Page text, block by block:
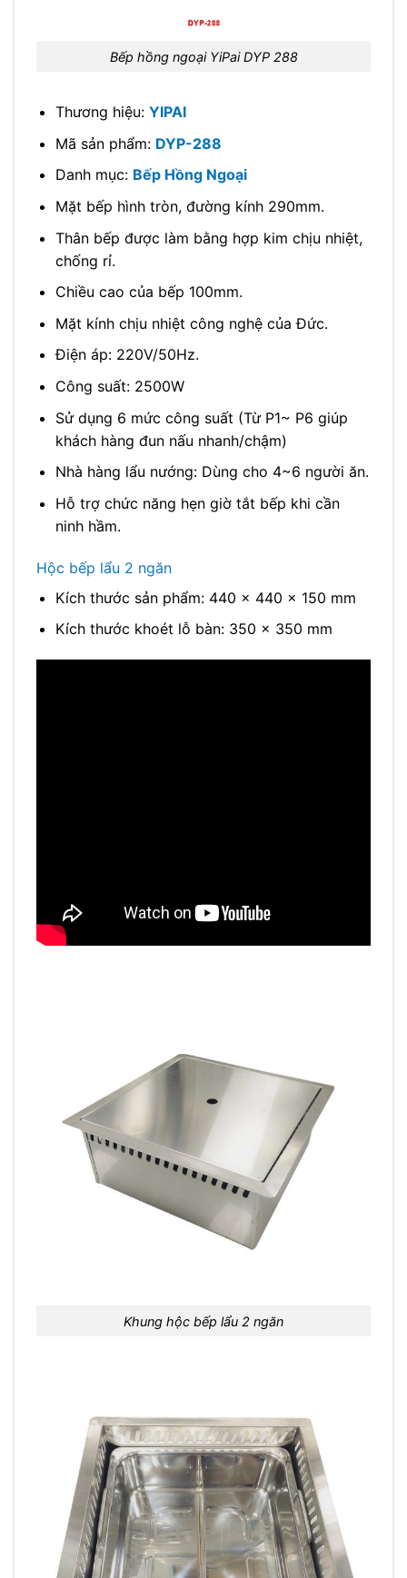
Bếp hồng ngoại YiPai DYP 288
Thương hiệu: YIPAI
Mã sản phẩm: DYP-288
Danh mục: Bếp Hồng Ngoại
Mặt bếp hình tròn, đường kính 290mm.
Thân bếp được làm bằng hợp kim chịu nhiệt,
chống rỉ.
Chiều cao của bếp 100mm.
Mặt kính chịu nhiệt công nghệ của Đức.
Điện áp: 220V/50Hz.
Công suất: 2500W
Sử dụng 6 mức công suất (Từ P1~ P6 giúp
khách hàng đun nấu nhanh/chậm)
Nhà hàng lẩu nướng: Dùng cho 4~6 người ăn.
Hỗ trợ chức năng hẹn giờ tắt bếp khi cần
ninh hầm.
Hộc bếp lẩu 2 ngăn
Kích thước sản phẩm: 440 x 440 x 150 mm
Kích thước khoét lỗ bàn: 350 x 350 mm
Khung hộc bếp lẩu 2 ngăn